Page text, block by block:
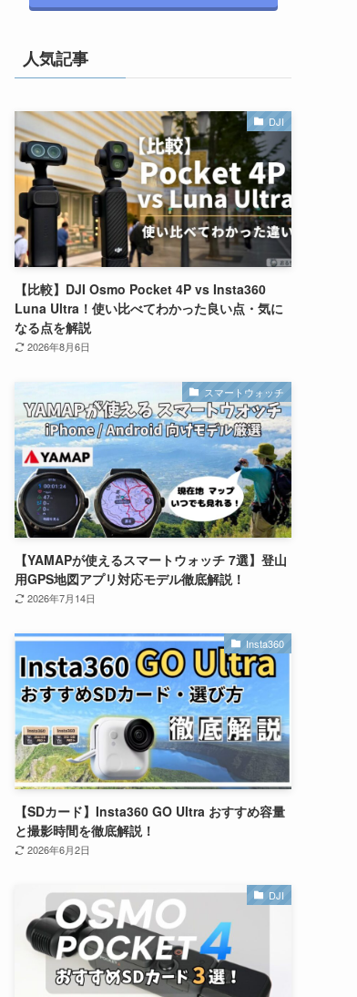
人気記事
DJI
【比較】DJI Osmo Pocket 4P vs Insta360
Luna Ultra！使い比べてわかった良い点・気に
なる点を解説
2026年8月6日
スマートウォッチ
【YAMAPが使えるスマートウォッチ 7選】登山
用GPS地図アプリ対応モデル徹底解説！
2026年7月14日
Insta360
【SDカード】Insta360 GO Ultra おすすめ容量
と撮影時間を徹底解説！
2026年6月2日
DJI